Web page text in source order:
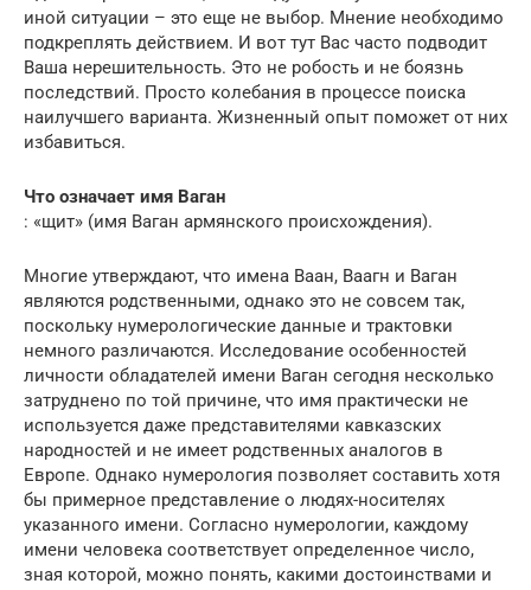
иной ситуации – это еще не выбор. Мнение необходимо
подкреплять действием. И вот тут Вас часто подводит
Ваша нерешительность. Это не робость и не боязнь
последствий. Просто колебания в процессе поиска
наилучшего варианта. Жизненный опыт поможет от них
избавиться.
Что означает имя Ваган
: «щит» (имя Ваган армянского происхождения).
Многие утверждают, что имена Ваан, Ваагн и Ваган
являются родственными, однако это не совсем так,
поскольку нумерологические данные и трактовки
немного различаются. Исследование особенностей
личности обладателей имени Ваган сегодня несколько
затруднено по той причине, что имя практически не
используется даже представителями кавказских
народностей и не имеет родственных аналогов в
Европе. Однако нумерология позволяет составить хотя
бы примерное представление о людях-носителях
указанного имени. Согласно нумерологии, каждому
имени человека соответствует определенное число,
зная которой, можно понять, какими достоинствами и